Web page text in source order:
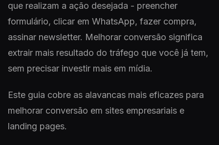
que realizam a ação desejada - preencher
formulário, clicar em WhatsApp, fazer compra,
assinar newsletter. Melhorar conversão significa
extrair mais resultado do tráfego que você já tem,
sem precisar investir mais em mídia.
Este guia cobre as alavancas mais eficazes para
melhorar conversão em sites empresariais e
landing pages.